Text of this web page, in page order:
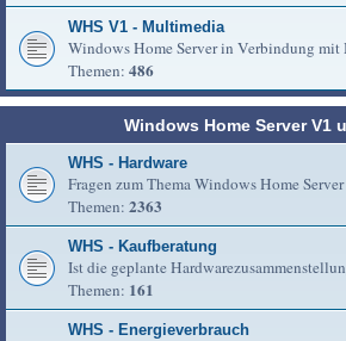
WHS V1 - Multimedia
Windows Home Server in Verbindung
Themen: 486
Windows Home Server V1
WHS - Hardware
Fragen zum Thema Windows Home
Themen: 2363
WHS - Kaufberatung
Ist die geplante
Themen: 161
WHS - Energieverbrauch